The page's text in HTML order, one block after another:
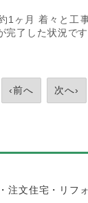
1ヶ月 着々と工
完了した状況です
‹前へ 次へ›
注文住宅・リフ